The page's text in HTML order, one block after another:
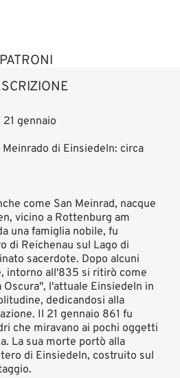
PATRONI
gennaio
di Einsiedeln: circa
come San Meinrad, nacque
vicino a Rottenburg am
una famiglia nobile, fu
di Reichenau sul Lago di
sacerdote. Dopo alcuni
intorno all'835 si ritirò come
l'attuale Einsiedeln in
dedicandosi alla
Il 21 gennaio 861 fu
che miravano ai pochi oggetti
La sua morte portò alla
di Einsiedeln, costruito sul